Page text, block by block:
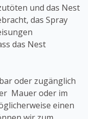
und das Nest
das Spray
das Nest
oder zugänglich
Mauer oder im
einen